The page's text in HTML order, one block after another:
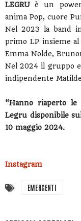
LEGRUè un
anima Pop, cuore
Nel 2023 la band
primo LP insieme
Emma Nolde,
Nel 2024 il gruppo
indipendente
“Hanno riaperto le
Legru disponibile
10 maggio 2024.
Instagram
EMERGENTI